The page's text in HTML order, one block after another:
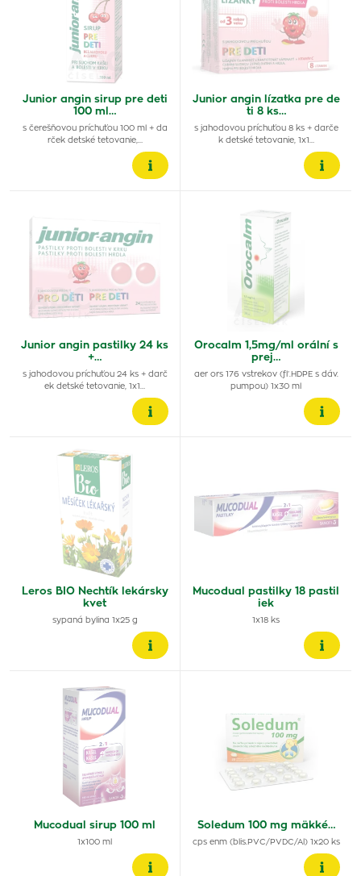
Junior angin sirup pre deti
100 ml…
s čerešňovou príchuťou 100 ml + da
rček detské tetovanie,…
Junior angin lízatka pre de
ti 8 ks…
s jahodovou príchuťou 8 ks + darče
k detské tetovanie, 1x1…
Junior angin pastilky 24 ks
+…
s jahodovou príchuťou 24 ks + darč
ek detské tetovanie, 1x1…
Orocalm 1,5mg/ml orální s
prej…
aer ors 176 vstrekov (fľ.HDPE s dáv.
pumpou) 1x30 ml
Leros BIO Nechtík lekársky
kvet
sypaná bylina 1x25 g
Mucodual pastilky 18 pastil
iek
1x18 ks
Mucodual sirup 100 ml
1x100 ml
Soledum 100 mg mäkké…
cps enm (blis.PVC/PVDC/Al) 1x20 ks